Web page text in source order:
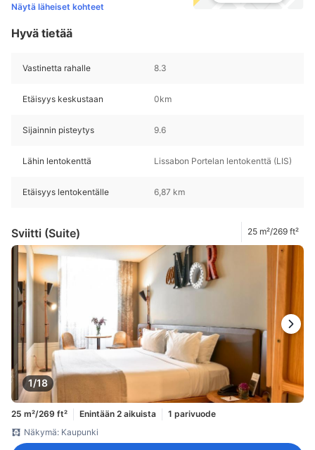
Näytä läheiset kohteet
Hyvä tietää
Vastinetta rahalle 8.3
Etäisyys keskustaan 0km
Sijainnin pisteytys 9.6
Lähin lentokenttä Lissabon Portelan lentokenttä (LIS)
Etäisyys lentokentälle 6,87 km
Sviitti (Suite) 25 m²/269 ft²
1/18
25 m²/269 ft² Enintään 2 aikuista
1 parivuode
Näkymä: Kaupunki